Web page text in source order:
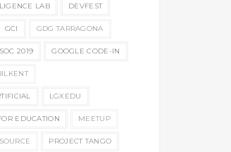
LAB DEVFEST
GCI GDG TARRAGONA
2019 GOOGLE CODE-IN
LGXEDU
EDUCATION MEETUP
PROJECT TANGO